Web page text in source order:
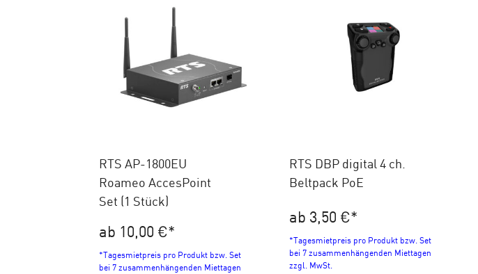
RTS AP-1800EU
Roameo AccesPoint
Set (1 Stück)
ab 10,00 €*
*Tagesmietpreis pro Produkt bzw. Set
bei 7 zusammenhängenden Miettagen
RTS DBP digital 4 ch.
Beltpack PoE
ab 3,50 €*
*Tagesmietpreis pro Produkt bzw. Set
bei 7 zusammenhängenden Miettagen
zzgl. MwSt.